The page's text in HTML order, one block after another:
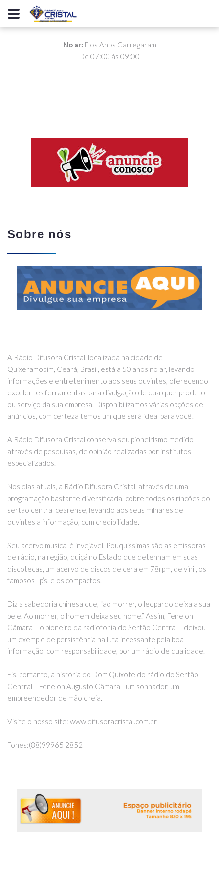
No ar: E os Anos Carregaram
De 07:00 às 09:00
Sobre nós
A Rádio Difusora Cristal, localizada na cidade de
Quixeramobim, Ceará, Brasil, está a 50 anos no ar, levando
informações e entretenimento aos seus ouvintes, oferecendo
excelentes ferramentas para divulgação de qualquer produto
ou serviço da sua empresa. Disponibilizamos várias opções de
anúncios, com certeza temos um que será ideal para você!
A Rádio Difusora Cristal conserva seu pioneirismo medido
através de pesquisas, de opinião realizadas por institutos
especializados.
Nos dias atuais, a Rádio Difusora Cristal, através de uma
programação bastante diversificada, cobre todos os rincões do
sertão central cearense, levando aos seus milhares de
ouvintes a informação, com credibilidade.
Seu acervo musical é invejável. Pouquíssimas são as emissoras
de rádio, na região, quiçá no Estado que detenham em suas
discotecas, um acervo de discos de cera em 78rpm, de vinil, os
famosos Lp’s, e os compactos.
Diz a sabedoria chinesa que, “ao morrer, o leopardo deixa a sua
pele. Ao morrer, o homem deixa seu nome.” Assim, Fenelon
Câmara – o pioneiro da radiofonia do Sertão Central – deixou
um exemplo de persistência na luta incessante pela boa
informação, com responsabilidade, por um rádio de qualidade.
Eis, portanto, a história do Dom Quixote do rádio do Sertão
Central – Fenelon Augusto Câmara - um sonhador, um
empreendedor de mão cheia.
Visite o nosso site: www.difusoracristal.com.br
Fones:(88)99965 2852